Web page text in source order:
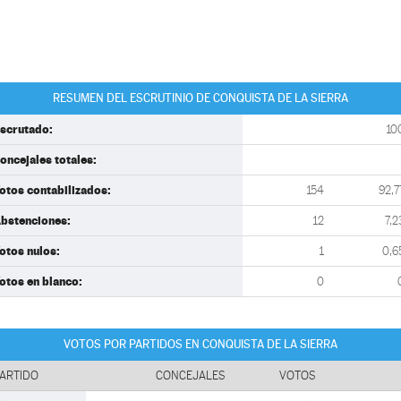
RESUMEN DEL ESCRUTINIO DE CONQUISTA DE LA SIERRA
totales:
contabilizados: 154
12
nulos: 1
en blanco: 0
VOTOS POR PARTIDOS EN CONQUISTA DE LA SIERRA
CONCEJALES VOTOS